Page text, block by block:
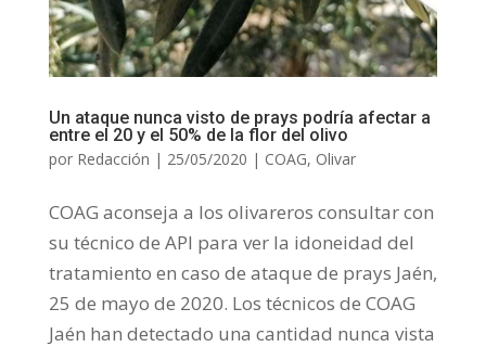
Un ataque nunca visto de prays podría afectar a
entre el 20 y el 50% de la flor del olivo
por Redacción | 25/05/2020 | COAG, Olivar
COAG aconseja a los olivareros consultar con
su técnico de API para ver la idoneidad del
tratamiento en caso de ataque de prays Jaén,
25 de mayo de 2020. Los técnicos de COAG
Jaén han detectado una cantidad nunca vista